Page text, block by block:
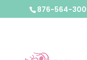
876-564-